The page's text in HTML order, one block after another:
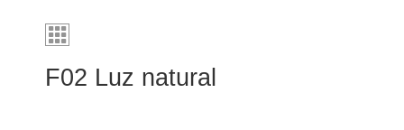
F02 Luz natural